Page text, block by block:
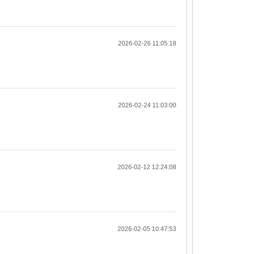
2026-02-26 11:05:18
2026-02-24 11:03:00
2026-02-12 12:24:08
2026-02-05 10:47:53